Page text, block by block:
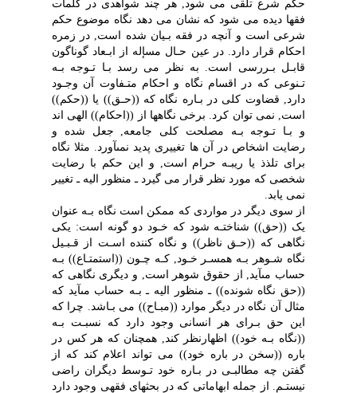
حکم شرع تلقى مى شود, هر چند شواهدى در کلمات
فقها دیده مى شود که نشان مى دهد نگاه موضوع حکم
شرعى است و آنچه در فقه بـیان شده است, در زمره
احکام قرار دارد. در عین حـال مسإله از ابـعاد گوناگون
قابـل بـررسى است. به نظر مى رسد بـا تـوجه بـه
تـنوعى که در اقسام نگاه و احکام متـفاوت آن وجـود
دارد, قضاوت کلى در بـاره نگاه که ((حـق)) یا ((حکم))
است, نمى توان کرد. برخى نگاهها از ((احکام)) الهى اند
و بـا تـوجه بـه مصلحت کلى جامعه, جعل شده و
رضایت اشخاص در آن ها تغییرى پدید نمىآورد. مثلا نگاه
براى تلذذ یا ریبـه حرام است, و این حکم با رضایت
شخصى که مورد نظر قرار مى گیرد ـ منظور الیه ـ تغییر
نمى یابد.
از سوى دیگر در مواردى که ممکن است نگاه بـه عنوان
یک ((حق)) شناختـه شود که خـود دو گونه است: یکى
نگاهى که ((حـق ناظر)) و نگاه کننده اسـت از قـبـیل
نگاه شـوهر بـه همسـر خـود, کـه چـون ((استمتـاع)) بـه
حساب مىآید, از حقوق شوهر است, و دیگرى نگاهى که
((حق نگاه شونده)) ـ منظور الیه ـ بـه حساب مىآید که
مثال آن نگاه در دیگر موارد ((مبـاح)) مى بـاشد. چرا که
این حق بـراى هر انسانى وجود دارد که نسبـت بـه
((نگاه بـه خود)) اظهارنظر کند, همچنان که هر کس در
باره ((سخن در باره خود)) مى تواند اعلام کند که از
گفتن چه مطالبـى در بـاره خود تـوسط دیگران راضى
نیستـم. از جمله ابهاماتى که در بحثهاى فقهى وجود دارد